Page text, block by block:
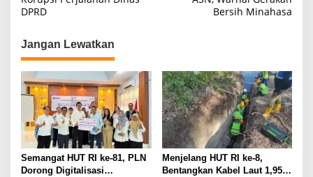
DPRD
Bersih Minahasa
Jangan Lewatkan
Semangat HUT RI ke-81, PLN
Dorong Digitalisasi
Menjelang HUT RI ke-8,
Bentangkan Kabel Laut 1,95